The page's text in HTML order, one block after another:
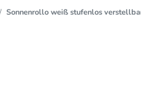
Sonnenrollo weiß stufenlos